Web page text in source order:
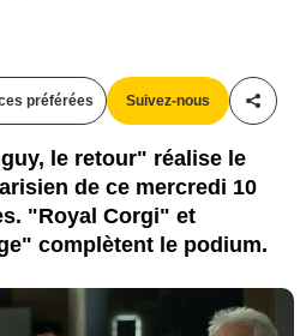
préférées Suivez-nous
le retour" réalise le
de ce mercredi 10
"Royal Corgi" et
complètent le podium.